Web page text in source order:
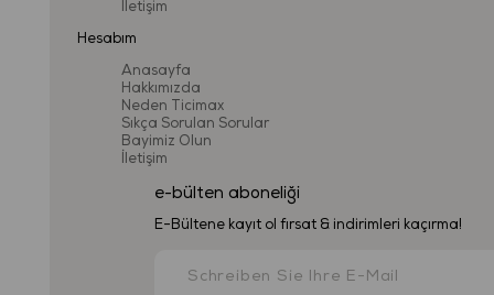
İletişim
Hesabım
Anasayfa
Hakkımızda
Neden Ticimax
Sıkça Sorulan Sorular
Bayimiz Olun
İletişim
e-bülten aboneliği
E-Bültene kayıt ol fırsat & indirimleri kaçırma!